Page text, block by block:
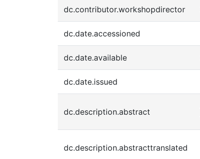
dc.contributor.workshopdirector
dc.date.accessioned
dc.date.available
dc.date.issued
dc.description.abstract
dc.description.abstracttranslated